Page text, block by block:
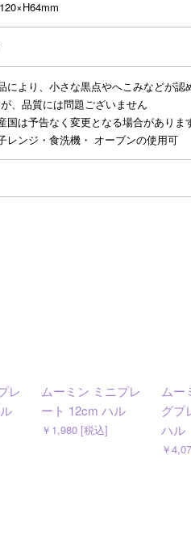
により、小さな黒点やへこみなどが認
、品質には問題ございません
国は予告なく変更となる場合がありま
レンジ・食洗機・ オーブンの使用可
レ
ムーミン ミニプレ
ート 12cm ハル
￥1,980 [税込]
ムー
グプ
ハル
￥